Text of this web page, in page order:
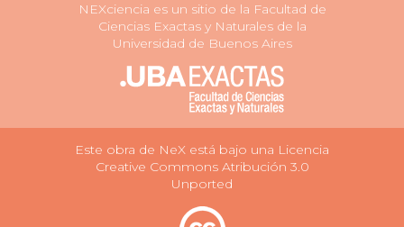
NEXciencia es un sitio de la Facultad de
Ciencias Exactas y Naturales de la
Universidad de Buenos Aires
Este obra de NeX está bajo una Licencia
Creative Commons Atribución 3.0
Unported